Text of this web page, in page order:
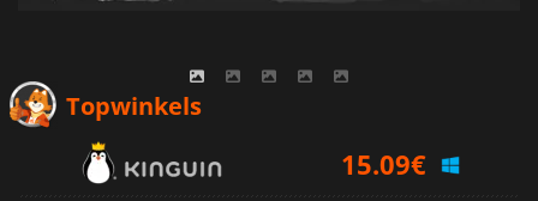
Topwinkels
16.27€